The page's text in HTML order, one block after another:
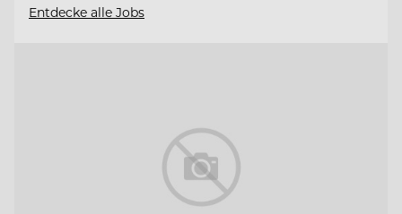
Entdecke alle Jobs